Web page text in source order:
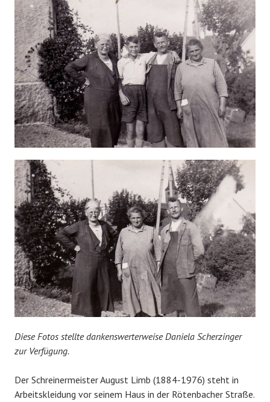
Diese Fotos stellte dankenswerterweise Daniela Scherzinger
zur Verfügung.
Der Schreinermeister August Limb (1884-1976) steht in
Arbeitskleidung vor seinem Haus in der Rötenbacher Straße.